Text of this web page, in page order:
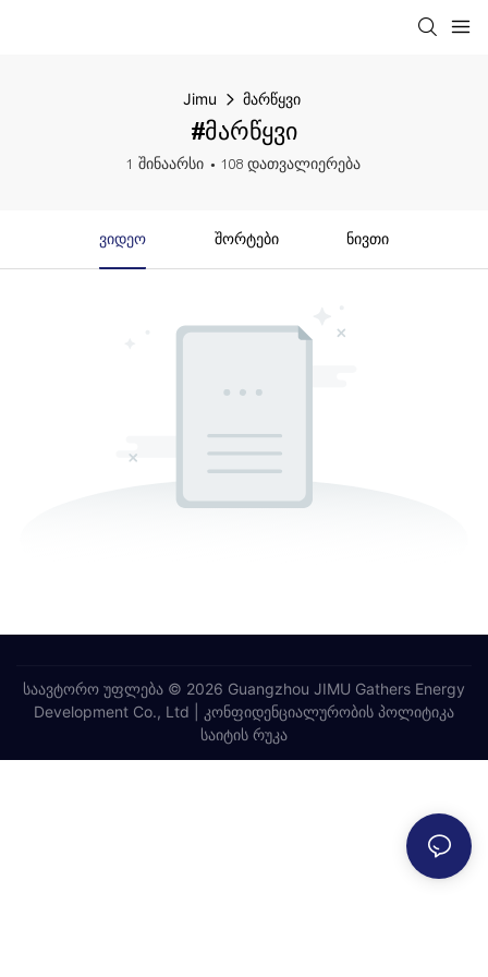
Jimu მარწყვი
#მარწყვი
1 შინაარსი 108 დათვალიერება
Ვიდეო Შორტები Ნივთი
საავტორო უფლება © 2026 Guangzhou JIMU Gathers Energy
Development Co., Ltd |
კონფიდენციალურობის პოლიტიკა
საიტის რუკა